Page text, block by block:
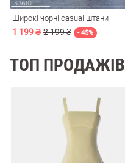
Широкі чорні casual штани
1 199 ₴ 2 199 ₴ - 45%
ТОП ПРОДАЖІВ